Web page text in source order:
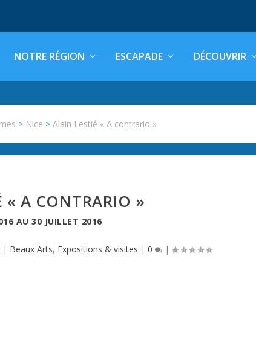
NOTRE RÉGION ESCAPADE DÉCOUVRIR
> Nice >Alain Lestié « A contrario »
« A CONTRARIO »
AU30 JUILLET 2016
| Beaux Arts, Expositions & visites | 0 |